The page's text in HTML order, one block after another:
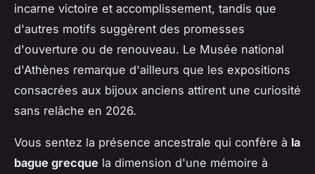
incarne victoire et accomplissement, tandis que
d'autres motifs suggèrent des promesses
d'ouverture ou de renouveau. Le Musée national
d'Athènes remarque d'ailleurs que les expositions
consacrées aux bijoux anciens attirent une curiosité
sans relâche en 2026.
Vous sentez la présence ancestrale qui confère à la
bague grecque la dimension d'une mémoire à